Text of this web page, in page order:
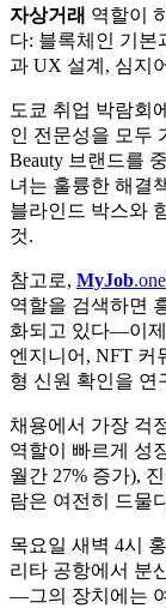
자상거래 역할이
다: 블록체인 기본
과 UX 설계, 심지
도쿄 취업 박람회
인 전문성을 모두
Beauty 브랜드를
녀는 훌륭한 해결
블라인드 박스와
것.
참고로, MyJob.one
역할을 검색하면
화되고 있다—이
엔지니어, NFT 커
형 신원 확인을 연
채용에서 가장 걱
역할이 빠르게 성
월간 27% 증가),
람은 여전히 드물
목요일 새벽 4시
리타 공항에서 분
—그의 장치에는